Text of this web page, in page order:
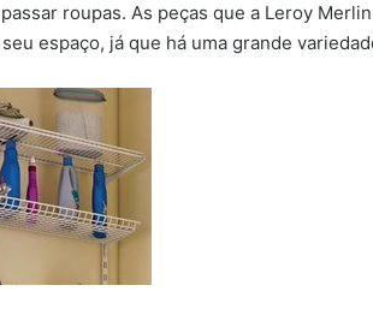
roupas. As peças que a Leroy
espaço, já que há uma grande